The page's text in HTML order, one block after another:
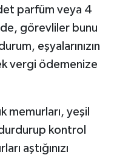
parfüm veya 4
görevliler bunu
eşyalarınızın
vergi ödemenize
memurları, yeşil
kontrol
aştığınızı